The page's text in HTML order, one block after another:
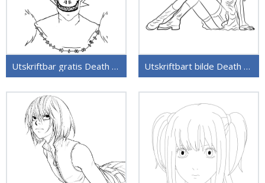
Utskriftbar gratis Death Note Utskriftbart bilde Death Note